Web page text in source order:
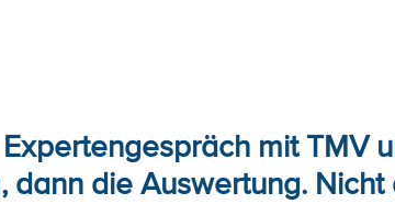
mit TMV
dann die Auswertung. Nicht